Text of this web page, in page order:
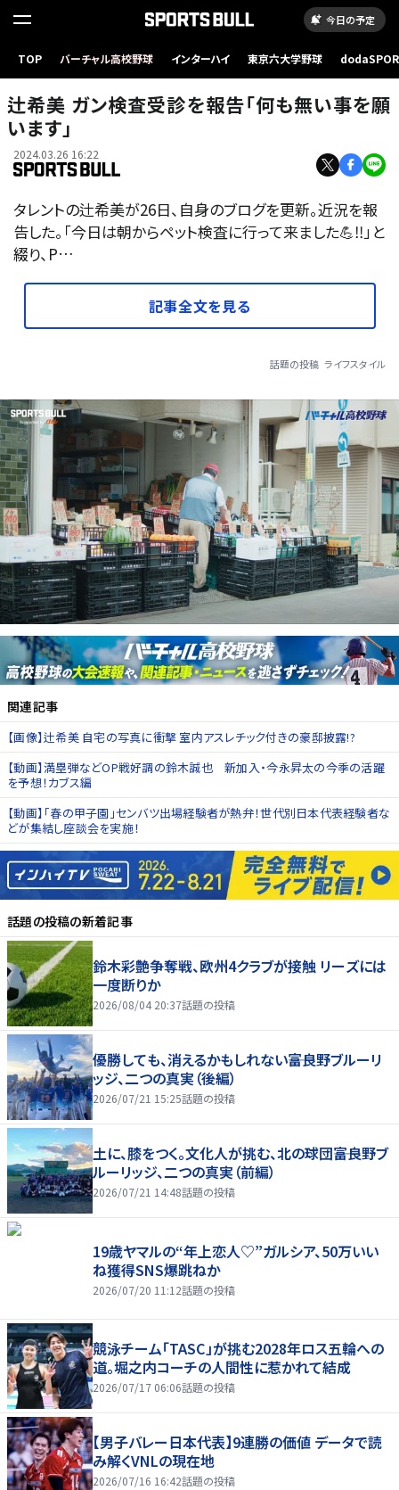
今日の予定
TOP バーチャル高校野球 インターハイ 東京六大学野球
辻希美 ガン検査受診を報告「何も無い事を願
います」
2024.03.26 16:22
タレントの辻希美が26日、自身のブログを更新。近況を報
告した。「今日は朝からペット検査に行って来ました💪‼️」と
綴り、P…
記事全文を見る
話題の投稿 ライフスタイル
関連記事
【画像】辻希美 自宅の写真に衝撃 室内アスレチック付きの豪邸披露!?
【動画】満塁弾などOP戦好調の鈴木誠也 新加入・今永昇太の今季の活躍
を予想！カブス編
【動画】「春の甲子園」センバツ出場経験者が熱弁！世代別日本代表経験者な
どが集結し座談会を実施！
話題の投稿の新着記事
鈴木彩艶争奪戦、欧州4クラブが接触 リーズには
一度断りか
2026/08/04 20:37話題の投稿
優勝しても、消えるかもしれない――富良野ブルーリ
ッジ、二つの真実（後編）
2026/07/21 15:25話題の投稿
土に、膝をつく。文化人が挑む、北の球団――富良野ブ
ルーリッジ、二つの真実（前編）
2026/07/21 14:48話題の投稿
19歳ヤマルの“年上恋人♡”ガルシア、50万いい
ね獲得SNS爆跳ねか
2026/07/20 11:12話題の投稿
競泳チーム「TASC」が挑む2028年ロス五輪への
道。堀之内コーチの人間性に惹かれて結成
2026/07/17 06:06話題の投稿
【男子バレー日本代表】9連勝の価値 データで読
み解くVNLの現在地
2026/07/16 16:42話題の投稿